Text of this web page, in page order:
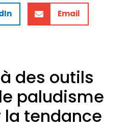
Email
des outils
paludisme
la tendance